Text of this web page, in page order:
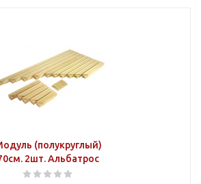
(полукруглый)
2шт. Альбатрос